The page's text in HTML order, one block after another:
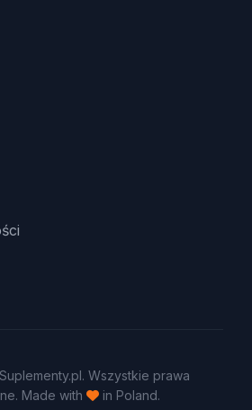
Wszystkie prawa
Made with
in Poland.